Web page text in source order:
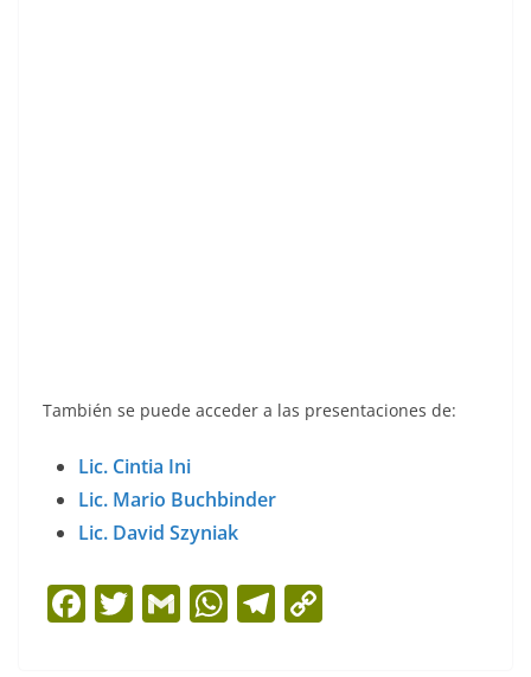
También se puede acceder a las presentaciones de:
Lic. Cintia Ini
Lic. Mario Buchbinder
Lic. David Szyniak
F T G W T